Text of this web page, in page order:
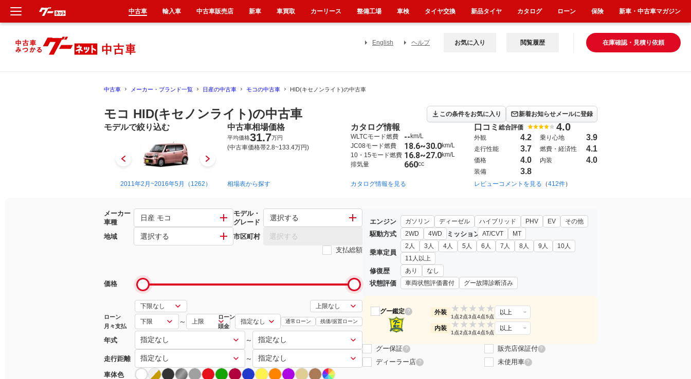
English ヘルプ 在庫確認・見積り依頼
お気に入り 閲覧履歴
中古車 メーカー・ブランド一覧 日産の中古車 モコの中古車 HID(キセノンライト)の中古車
モコ HID(キセノンライト)の中古車 この条件をお気に入り 新着お知らせメールに登録
モデルで絞り込む
2011年2月~2016年5月（1262） 2006年2月~2011年2月（276） 2002年4月~2006年2月（14） 2011年2月~2016年5月（1262）
中古車相場価格
平均価格31.7万円
(中古車価格帯2.8~133.4万円)
相場表から探す
カタログ情報
WLTCモード燃費 -- km/L
JC08モード燃費
18.6~30.0km/L
10・15モード燃費 16.8~27.0km/L
排気量
660cc
カタログ情報を見る
口コミ 総合評価 4.0
外観 4.2 乗り心地 3.9
走行性能 3.7 燃費・経済性 4.1
価格 4.0 内装 4.0
装備 3.8
レビューコメントを見る （412件）
メーカー
車種
日産 モコ
モデル・
グレード
選択する
地域 選択する 市区町村 選択する
支払総額
価格
ローン
月々支払
～
ローン
頭金
通常ローン 残価/据置ローン
年式 ～
走行距離 ～
車体色
エンジン ガソリン ディーゼル ハイブリッド PHV EV その他
駆動方式 2WD 4WD ミッション AT/CVT MT
乗車定員
2人 3人 4人 5人 6人 7人 8人 9人
10人
11人以上
修復歴 あり なし
状態評価 車両状態評価書付 グー故障診断済み
グー鑑定 ? 外装 ★
1点
★
2点
★
3点
★
4点
★
5点
以上
内装 ★
1点
★
2点
★
3点
★
4点
★
5点
以上
グー保証 ? 販売店保証付 ?
ディーラー店 ? 未使用車 ?
中古車 輸入車 中古車販売店 新車 車買取 カーリース 整備工場 車検 タイヤ交換 新品タイヤ カタログ ローン 保険 新車・中古車マガジン
新車